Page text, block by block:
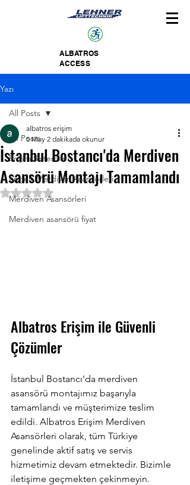
ALBATROS
ACCESS
Yazı
All Posts
Erişim Sistemleri
Engelli Merdiven Asansörleri
Merdiven Asansörleri
Merdiven asansörü fiyat
All Posts
İstanbul Bostancı'da Merdiven
Asansörü Montajı Tamamlandı
albatros erişim
5 May 2 dakikada okunur
5 üzerinden NaN yıldız
Albatros Erişim ile Güvenli
Çözümler
İstanbul Bostancı'da merdiven
asansörü montajımız başarıyla
tamamlandı ve müşterimize teslim
edildi. Albatros Erişim Merdiven
Asansörleri olarak, tüm Türkiye
genelinde aktif satış ve servis
hizmetimiz devam etmektedir. Bizimle
iletişime geçmekten çekinmeyin.